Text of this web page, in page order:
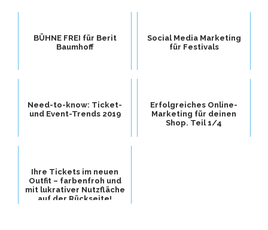
BÜHNE FREI für Berit
Baumhoff
Social Media Marketing
für Festivals
Need-to-know: Ticket-
und Event-Trends 2019
Erfolgreiches Online-
Marketing für deinen
Shop. Teil 1/4
Ihre Tickets im neuen
Outfit – farbenfroh und
mit lukrativer Nutzfläche
auf der Rückseite!